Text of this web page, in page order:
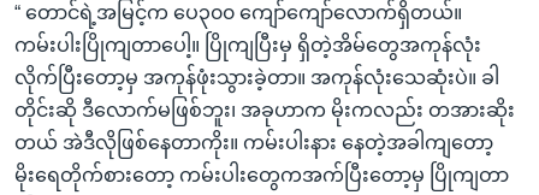
“ တောင်ရဲ့အမြင့်က ပေ၃၀၀ ကျော်ကျော်လောက်ရှိတယ်။
ကမ်းပါးပြိုကျတာပေါ့။ ပြိုကျပြီးမှ ရှိတဲ့အိမ်တွေအကုန်လုံး
လိုက်ပြီးတော့မှ အကုန်ဖုံးသွားခဲ့တာ။ အကုန်လုံးသေဆုံးပဲ။ ခါ
တိုင်းဆို ဒီလောက်မဖြစ်ဘူး၊ အခုဟာက မိုးကလည်း တအားဆိုး
တယ် အဲဒီလိုဖြစ်နေတာကိုး။ ကမ်းပါးနား နေတဲ့အခါကျတော့
မိုးရေတိုက်စားတော့ ကမ်းပါးတွေကအက်ပြီးတော့မှ ပြိုကျတာ